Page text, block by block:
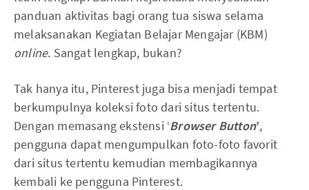
panduan aktivitas bagi orang tua siswa selama
melaksanakan Kegiatan Belajar Mengajar (KBM)
online. Sangat lengkap, bukan?
Tak hanya itu, Pinterest juga bisa menjadi tempat
berkumpulnya koleksi foto dari situs tertentu.
Dengan memasang ekstensi ‘Browser Button’,
pengguna dapat mengumpulkan foto-foto favorit
dari situs tertentu kemudian membagikannya
kembali ke pengguna Pinterest.